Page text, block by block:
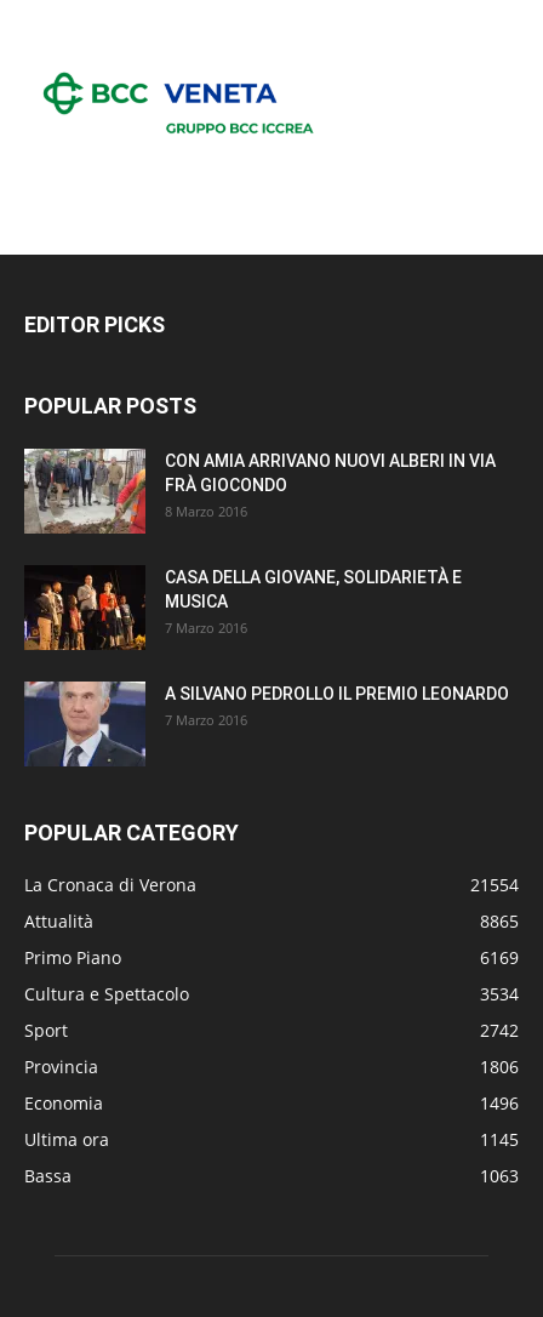
EDITOR PICKS
POPULAR POSTS
CON AMIA ARRIVANO NUOVI ALBERI IN VIA
FRÀ GIOCONDO
8 Marzo 2016
CASA DELLA GIOVANE, SOLIDARIETÀ E
MUSICA
7 Marzo 2016
A SILVANO PEDROLLO IL PREMIO LEONARDO
7 Marzo 2016
POPULAR CATEGORY
La Cronaca di Verona
21554
Attualità
8865
Primo Piano
6169
Cultura e Spettacolo
3534
Sport
2742
Provincia
1806
Economia
1496
Ultima ora
1145
Bassa
1063